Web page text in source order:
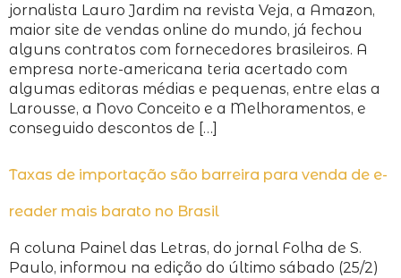
jornalista Lauro Jardim na revista Veja, a Amazon,
maior site de vendas online do mundo, já fechou
alguns contratos com fornecedores brasileiros. A
empresa norte-americana teria acertado com
algumas editoras médias e pequenas, entre elas a
Larousse, a Novo Conceito e a Melhoramentos, e
conseguido descontos de […]
Taxas de importação são barreira para venda de e-
reader mais barato no Brasil
A coluna Painel das Letras, do jornal Folha de S.
Paulo, informou na edição do último sábado (25/2)